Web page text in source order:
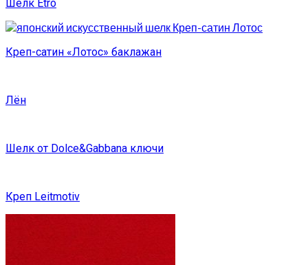
Шелк Etro
Креп-сатин «Лотос» баклажан
Лён
Шелк от Dolce&Gabbana ключи
Креп Leitmotiv